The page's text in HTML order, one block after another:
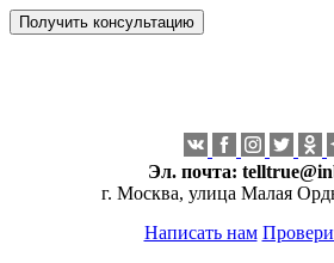
Эл. почта:
г. Москва, улица Малая
Написать нам